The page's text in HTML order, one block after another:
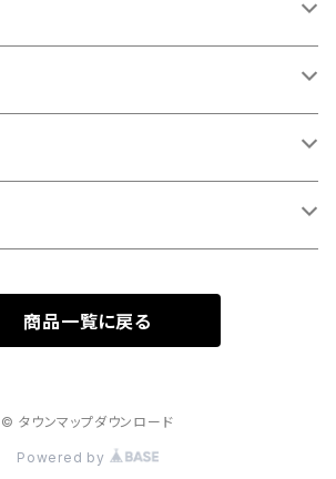
商品一覧に戻る
© タウンマップダウンロード
Powered by